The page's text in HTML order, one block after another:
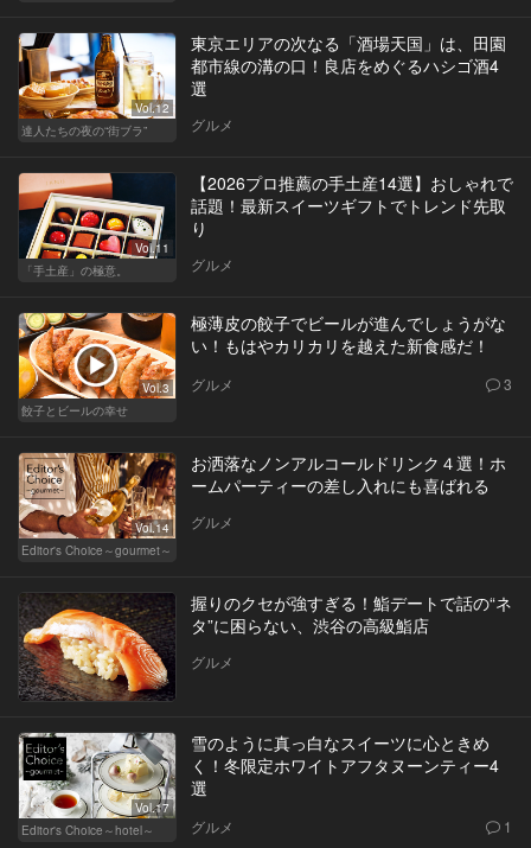
Vol.12
達人たちの夜の“街ブラ”
東京エリアの次なる「酒場天国」は、田園
都市線の溝の口！良店をめぐるハシゴ酒4
選
グルメ
Vol.11
「手土産」の極意。
【2026プロ推薦の手土産14選】おしゃれで
話題！最新スイーツギフトでトレンド先取
り
グルメ
Vol.3
餃子とビールの幸せ
極薄皮の餃子でビールが進んでしょうがな
い！もはやカリカリを越えた新食感だ！
グルメ 3
Vol.14
Editor's Choice～gourmet～
お洒落なノンアルコールドリンク４選！ホ
ームパーティーの差し入れにも喜ばれる
グルメ
握りのクセが強すぎる！鮨デートで話の“ネ
タ”に困らない、渋谷の高級鮨店
グルメ
Vol.17
Editor's Choice～hotel～
雪のように真っ白なスイーツに心ときめ
く！冬限定ホワイトアフタヌーンティー4
選
グルメ 1